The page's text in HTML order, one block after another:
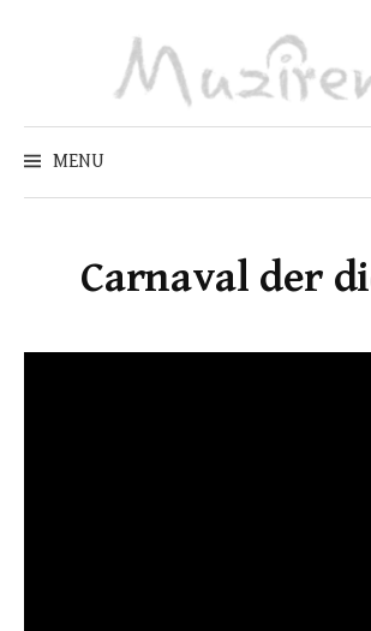
MENU
Carnaval der